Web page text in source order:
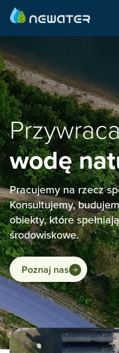
wodę
Pracujemy na rzecz
Konsultujemy,
obiekty, które
środowiskowe.
Poznaj nas